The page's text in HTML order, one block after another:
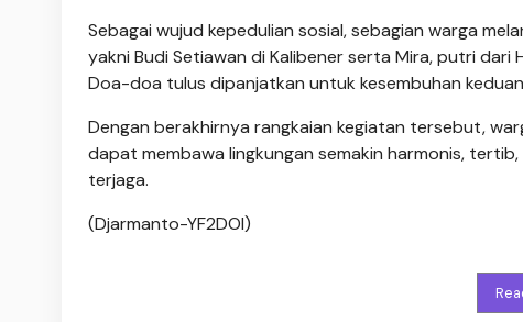
Sebagai wujud kepedulian sosial, sebagian warga
yakni Budi Setiawan di Kalibener serta Mira, putri dari
Doa-doa tulus dipanjatkan untuk kesembuhan
Dengan berakhirnya rangkaian kegiatan tersebut,
dapat membawa lingkungan semakin harmonis,
terjaga.
(Djarmanto-YF2DOI)